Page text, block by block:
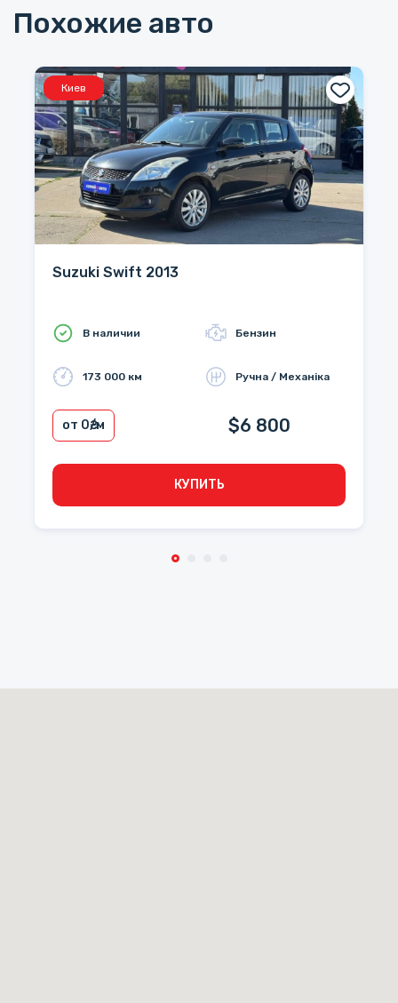
Похожие авто
Киев
Suzuki Swift 2013
В наличии Бензин
173 000 км Ручна / Механіка
от 0₴/м $6 800
КУПИТЬ